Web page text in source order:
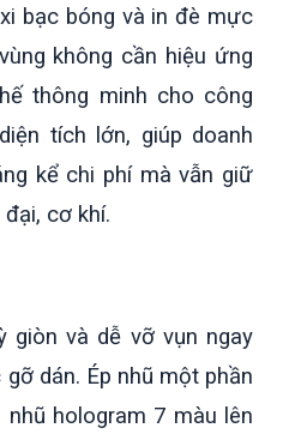
bạc bóng và in đè mực
không cần hiệu ứng
thông minh cho công
tích lớn, giúp doanh
kể chi phí mà vẫn giữ
cơ khí.
giòn và dễ vỡ vụn ngay
dán. Ép nhũ một phần
hologram 7 màu lên